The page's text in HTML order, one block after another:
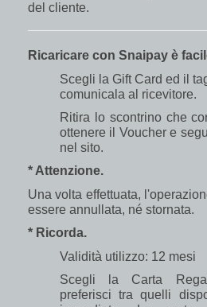
del cliente.
Ricaricare con Snaipay è
Scegli la Gift Card ed il
comunicala al ricevitore.
Ritira lo scontrino che
ottenere il Voucher e
nel sito.
* Attenzione.
Una volta effettuata,
essere annullata, né stornata.
* Ricorda.
Validità utilizzo: 12 mesi
Scegli la Carta
preferisci tra quelli